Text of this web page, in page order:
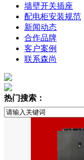
墙壁开关插座
配电柜安装规范
新闻动态
合作品牌
客户案例
联系森尚
热门搜索：